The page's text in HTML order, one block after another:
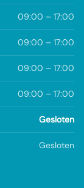
09:00 – 17:00
09:00 – 17:00
09:00 – 17:00
09:00 – 17:00
Gesloten
Gesloten